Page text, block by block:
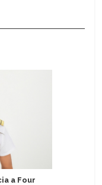
a Four